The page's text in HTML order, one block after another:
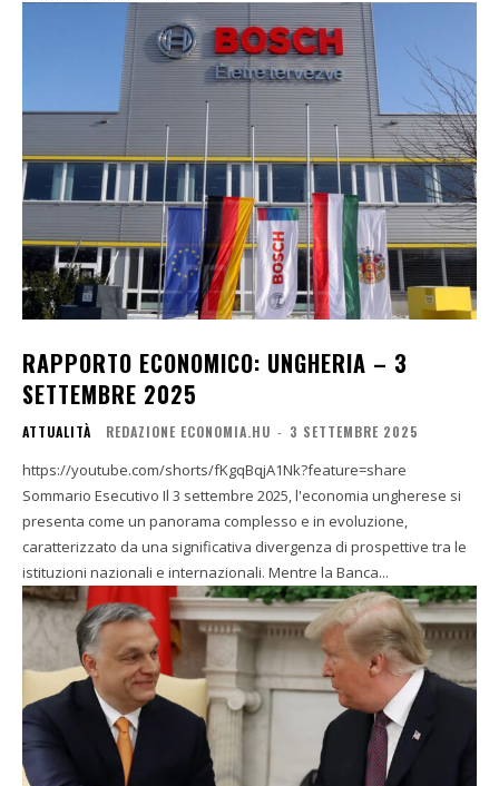
RAPPORTO ECONOMICO: UNGHERIA – 3
SETTEMBRE 2025
ATTUALITÀ REDAZIONE ECONOMIA.HU - 3 SETTEMBRE 2025
https://youtube.com/shorts/fKgqBqjA1Nk?feature=share
Sommario Esecutivo Il 3 settembre 2025, l'economia ungherese si
presenta come un panorama complesso e in evoluzione,
caratterizzato da una significativa divergenza di prospettive tra le
istituzioni nazionali e internazionali. Mentre la Banca...